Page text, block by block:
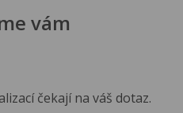
vám
čekají na váš dotaz.